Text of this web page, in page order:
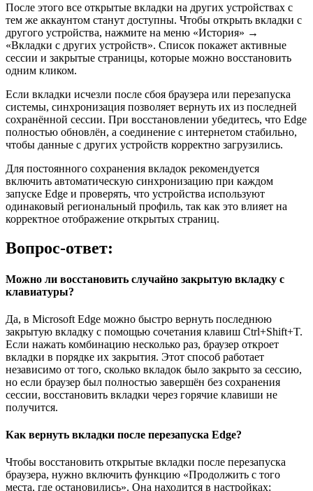
После этого все открытые вкладки на других устройствах с
тем же аккаунтом станут доступны. Чтобы открыть вкладки с
другого устройства, нажмите на меню «История» →
«Вкладки с других устройств». Список покажет активные
сессии и закрытые страницы, которые можно восстановить
одним кликом.
Если вкладки исчезли после сбоя браузера или перезапуска
системы, синхронизация позволяет вернуть их из последней
сохранённой сессии. При восстановлении убедитесь, что Edge
полностью обновлён, а соединение с интернетом стабильно,
чтобы данные с других устройств корректно загрузились.
Для постоянного сохранения вкладок рекомендуется
включить автоматическую синхронизацию при каждом
запуске Edge и проверять, что устройства используют
одинаковый региональный профиль, так как это влияет на
корректное отображение открытых страниц.
Вопрос-ответ:
Можно ли восстановить случайно закрытую вкладку с
клавиатуры?
Да, в Microsoft Edge можно быстро вернуть последнюю
закрытую вкладку с помощью сочетания клавиш Ctrl+Shift+T.
Если нажать комбинацию несколько раз, браузер откроет
вкладки в порядке их закрытия. Этот способ работает
независимо от того, сколько вкладок было закрыто за сессию,
но если браузер был полностью завершён без сохранения
сессии, восстановить вкладки через горячие клавиши не
получится.
Как вернуть вкладки после перезапуска Edge?
Чтобы восстановить открытые вкладки после перезапуска
браузера, нужно включить функцию «Продолжить с того
места, где остановились». Она находится в настройках: